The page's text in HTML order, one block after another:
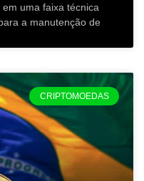
uma faixa técnica
a manutenção de
CRIPTOMOEDAS